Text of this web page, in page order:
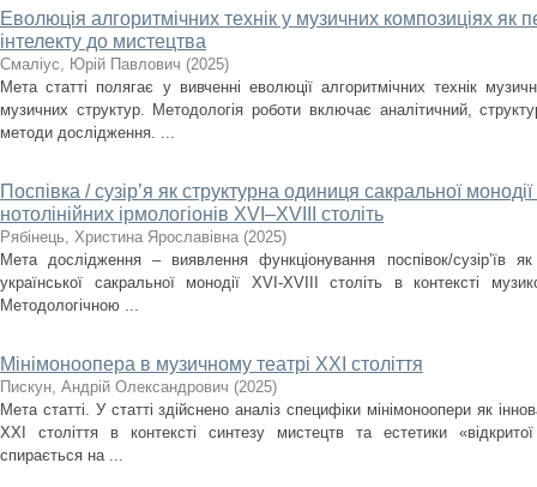
Еволюція алгоритмічних технік у музичних композиціях як
інтелекту до мистецтва
Смаліус, Юрій Павлович (2025)
Мета статті полягає у вивченні еволюції алгоритмічних технік
музичних структур. Методологія роботи включає аналітичний,
методи дослідження. ...
Поспівка / сузір’я як структурна одиниця сакральної
нотолінійних ірмологіонів XVI–XVIII століть
Рябінець, Христина Ярославівна (2025)
Мета дослідження – виявлення функціонування поспівок/сузір’їв
української сакральної монодії XVI-XVIII cтоліть в контексті
Методологічною ...
Мінімоноопера в музичному театрі ХХІ століття
Пискун, Андрій Олександрович (2025)
Мета статті. У статті здійснено аналіз специфіки мінімоноопери як
ХХІ століття в контексті синтезу мистецтв та естетики
спирається на ...